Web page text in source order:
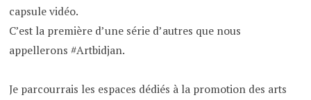
capsule vidéo.
C’est la première d’une série d’autres que nous
appellerons #Artbidjan.
Je parcourrais les espaces dédiés à la promotion des arts